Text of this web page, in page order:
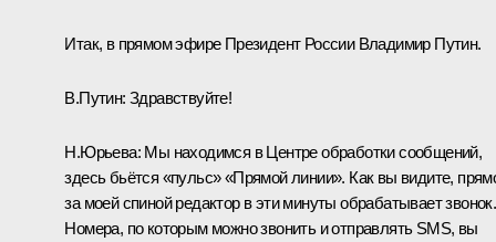
Итак, в прямом эфире Президент России Владимир Путин.
В.Путин: Здравствуйте!
Н.Юрьева: Мы находимся в Центре обработки сообщений,
здесь бьётся «пульс» «Прямой линии». Как вы видите,
за моей спиной редактор в эти минуты обрабатывает звонок.
Номера, по которым можно звонить и отправлять SMS, вы